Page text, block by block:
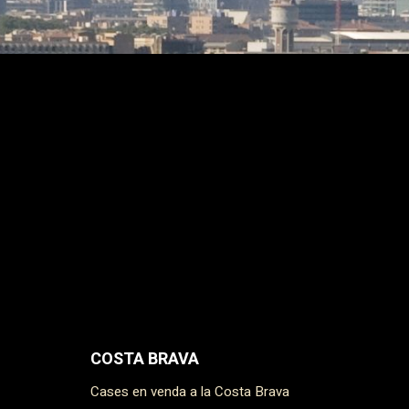
el mar.
de
i el
COSTA BRAVA
Cases en venda a la Costa Brava